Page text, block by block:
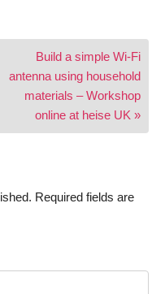
Build a simple Wi-Fi
antenna using household
materials – Workshop
online at heise UK »
Required fields are